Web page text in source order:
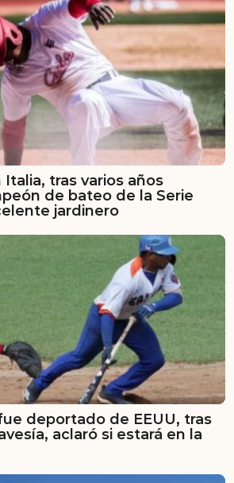
Italia, tras varios años
de bateo de la Serie
jardinero
deportado de EEUU, tras
aclaró si estará en la